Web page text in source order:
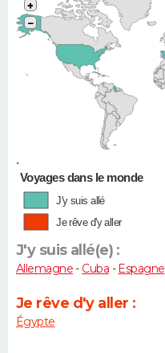
•
+
−
Voyages dans le monde
J'y suis allé
Je rêve d'y aller
J'y suis allé(e) :
Allemagne- Cuba - Espagne
Je rêve d'y aller :
Égypte